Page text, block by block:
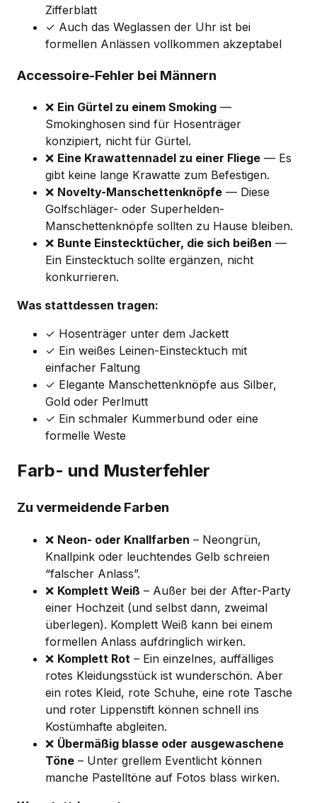
Zifferblatt
✓ Auch das Weglassen der Uhr ist bei
formellen Anlässen vollkommen akzeptabel
Accessoire-Fehler bei Männern
❌ Ein Gürtel zu einem Smoking —
Smokinghosen sind für Hosenträger
konzipiert, nicht für Gürtel.
❌ Eine Krawattennadel zu einer Fliege — Es
gibt keine lange Krawatte zum Befestigen.
❌ Novelty-Manschettenknöpfe — Diese
Golfschläger- oder Superhelden-
Manschettenknöpfe sollten zu Hause bleiben.
❌ Bunte Einstecktücher, die sich beißen —
Ein Einstecktuch sollte ergänzen, nicht
konkurrieren.
Was stattdessen tragen:
✓ Hosenträger unter dem Jackett
✓ Ein weißes Leinen-Einstecktuch mit
einfacher Faltung
✓ Elegante Manschettenknöpfe aus Silber,
Gold oder Perlmutt
✓ Ein schmaler Kummerbund oder eine
formelle Weste
Farb- und Musterfehler
Zu vermeidende Farben
❌ Neon- oder Knallfarben – Neongrün,
Knallpink oder leuchtendes Gelb schreien
“falscher Anlass”.
❌ Komplett Weiß – Außer bei der After-Party
einer Hochzeit (und selbst dann, zweimal
überlegen). Komplett Weiß kann bei einem
formellen Anlass aufdringlich wirken.
❌ Komplett Rot – Ein einzelnes, auffälliges
rotes Kleidungsstück ist wunderschön. Aber
ein rotes Kleid, rote Schuhe, eine rote Tasche
und roter Lippenstift können schnell ins
Kostümhafte abgleiten.
❌ Übermäßig blasse oder ausgewaschene
Töne – Unter grellem Eventlicht können
manche Pastelltöne auf Fotos blass wirken.